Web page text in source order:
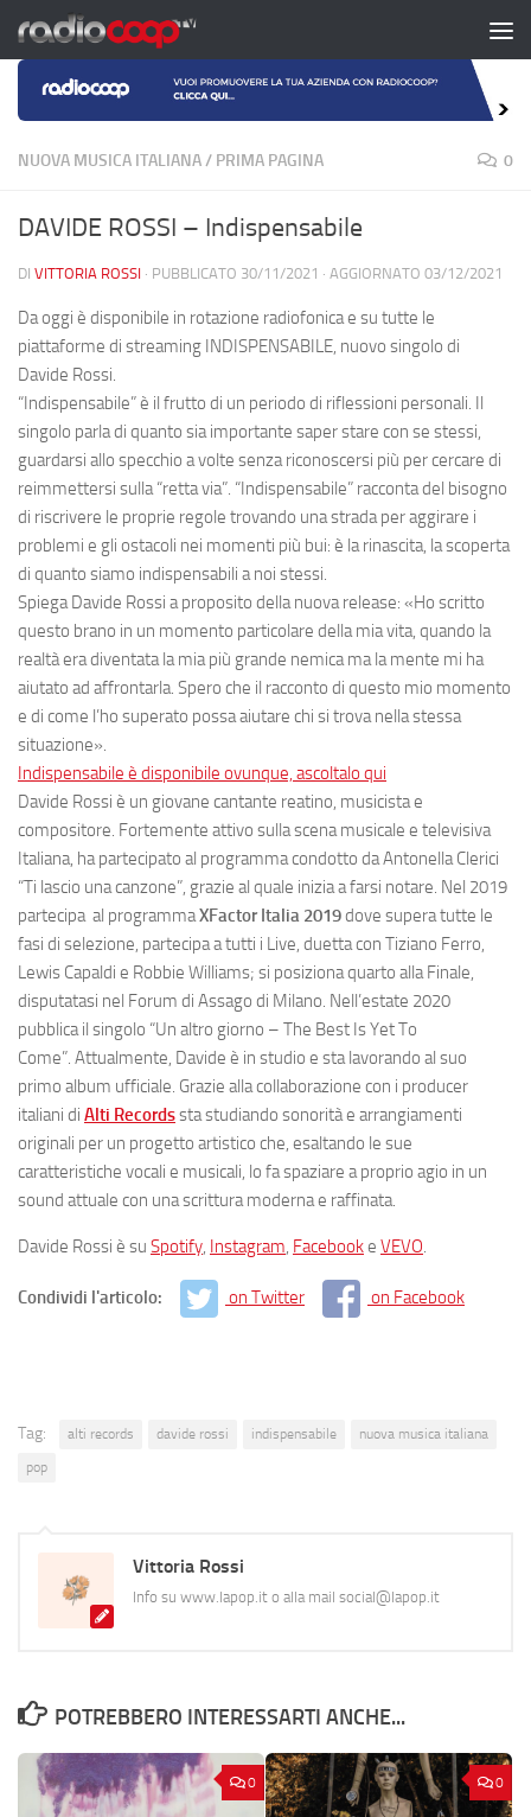
Salta al contenuto
NUOVA MUSICA ITALIANA/ PRIMA PAGINA 0
DAVIDE ROSSI – Indispensabile
DI VITTORIA ROSSI · PUBBLICATO 30/11/2021 · AGGIORNATO 03/12/2021
Da oggi è disponibile in rotazione radiofonica e su tutte le
piattaforme di streaming INDISPENSABILE, nuovo singolo di
Davide Rossi.
“Indispensabile” è il frutto di un periodo di riflessioni personali. Il
singolo parla di quanto sia importante saper stare con se stessi,
guardarsi allo specchio a volte senza riconoscersi più per cercare di
reimmettersi sulla “retta via”. “Indispensabile” racconta del bisogno
di riscrivere le proprie regole trovando una strada per aggirare i
problemi e gli ostacoli nei momenti più bui: è la rinascita, la scoperta
di quanto siamo indispensabili a noi stessi.
Spiega Davide Rossi a proposito della nuova release: «Ho scritto
questo brano in un momento particolare della mia vita, quando la
realtà era diventata la mia più grande nemica ma la mente mi ha
aiutato ad affrontarla. Spero che il racconto di questo mio momento
e di come l’ho superato possa aiutare chi si trova nella stessa
situazione».
Indispensabile è disponibile ovunque, ascoltalo qui
Davide Rossi è un giovane cantante reatino, musicista e
compositore. Fortemente attivo sulla scena musicale e televisiva
Italiana, ha partecipato al programma condotto da Antonella Clerici
“Ti lascio una canzone”, grazie al quale inizia a farsi notare. Nel 2019
partecipa al programmaXFactor Italia 2019dove supera tutte le
fasi di selezione, partecipa a tutti i Live, duetta con Tiziano Ferro,
Lewis Capaldi e Robbie Williams; si posiziona quarto alla Finale,
disputatasi nel Forum di Assago di Milano. Nell’estate 2020
pubblica il singolo “Un altro giorno – The Best Is Yet To
Come”. Attualmente, Davide è in studio e sta lavorando al suo
primo album ufficiale. Grazie alla collaborazione con i producer
italiani di Alti Recordssta studiando sonorità e arrangiamenti
originali per un progetto artistico che, esaltando le sue
caratteristiche vocali e musicali, lo fa spaziare a proprio agio in un
sound attuale con una scrittura moderna e raffinata.
Davide Rossi è su Spotify, Instagram, Facebooke VEVO.
Condividi l'articolo: on Twitter on Facebook
Tag: alti records davide rossi indispensabile
nuova musica italiana
pop
Vittoria Rossi
Info su www.lapop.it o alla mail social@lapop.it
POTREBBERO INTERESSARTI ANCHE...
0 0